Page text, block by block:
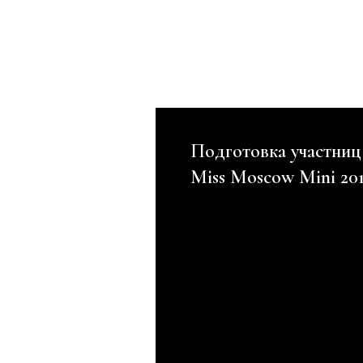
Подготовка участниц
Miss Moscow Mini